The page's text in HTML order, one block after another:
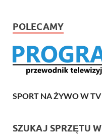
POLECAMY
SPORT NA ŻYWO W TV
SZUKAJ SPRZĘTU